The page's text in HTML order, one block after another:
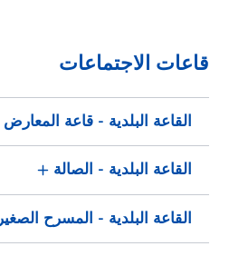
قاعات الاجتماعات
القاعة البلدية - قاعة المعارض
القاعة البلدية - الصالة
القاعة البلدية - المسرح الصغير